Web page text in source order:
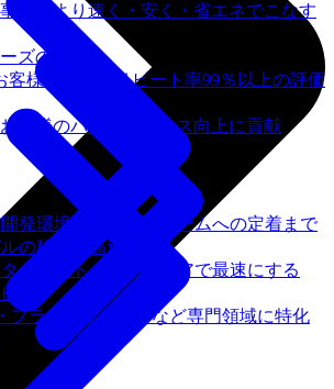
を、より速く・安く・省エネでこなす
ズの​強み
客様を支援しリピート率99％以上の評価
客様のパフォーマンス向上に貢献
発環境の構築からチームへの定着まで
の移植・高速化
ーゲットハードウェアで最速にする
ス
フラッシュメモリなど専門領域に特化